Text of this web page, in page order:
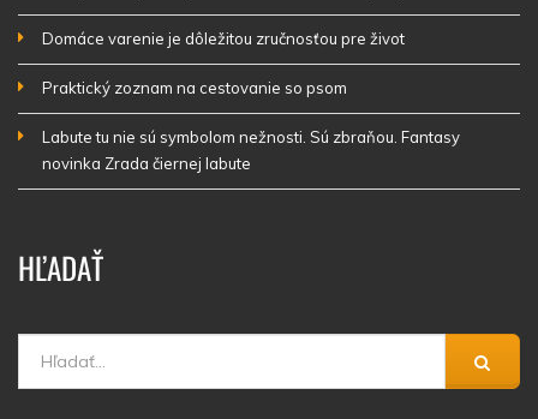
Domáce varenie je dôležitou zručnosťou pre život
Praktický zoznam na cestovanie so psom
Labute tu nie sú symbolom nežnosti. Sú zbraňou. Fantasy
novinka Zrada čiernej labute
HĽADAŤ